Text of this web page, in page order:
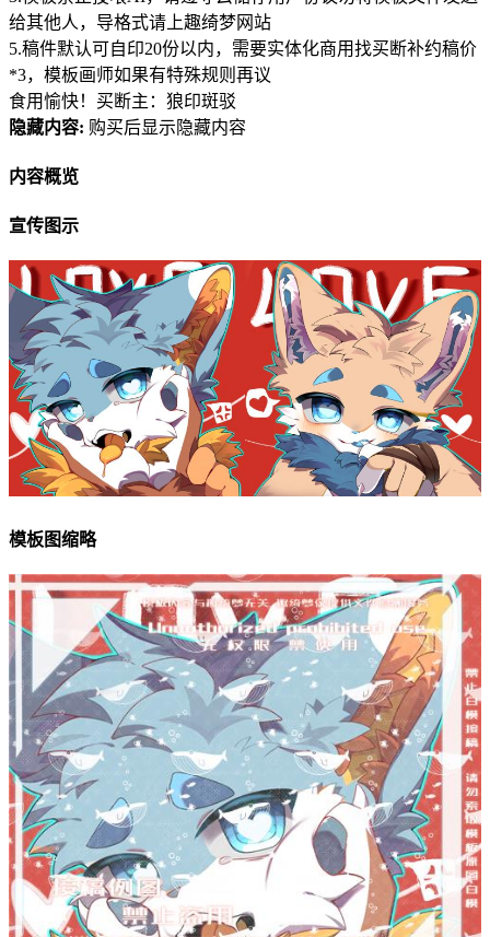
给其他人，导格式请上趣绮梦网站
5.稿件默认可自印20份以内，需要实体化商用找买断补约稿价
*3，模板画师如果有特殊规则再议
食用愉快！买断主：狼印斑驳
隐藏内容: 购买后显示隐藏内容
内容概览
宣传图示
模板图缩略